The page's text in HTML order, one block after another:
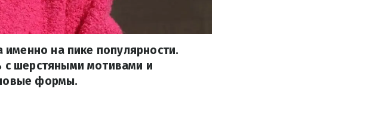
на пике популярности.
с шерстяными мотивами и
формы.